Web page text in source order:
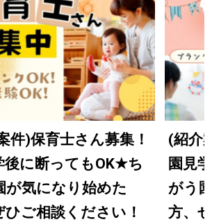
件)保育士さん募集！
後に断ってもOK★ち
が気になり始めた
ひご相談ください！
(紹介
園見
がう
方、